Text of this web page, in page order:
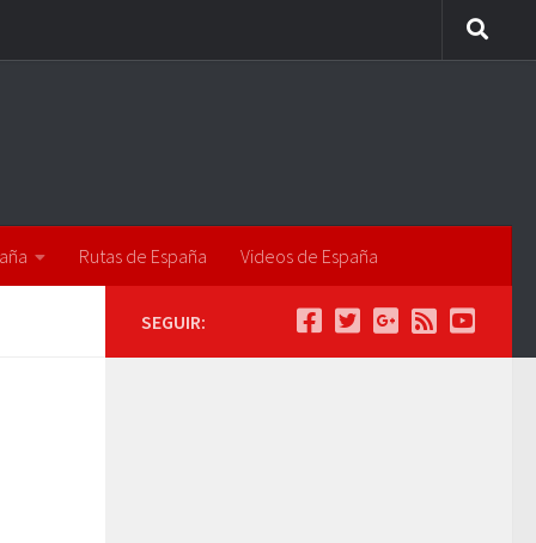
Rutas de España Videos de España
SEGUIR: